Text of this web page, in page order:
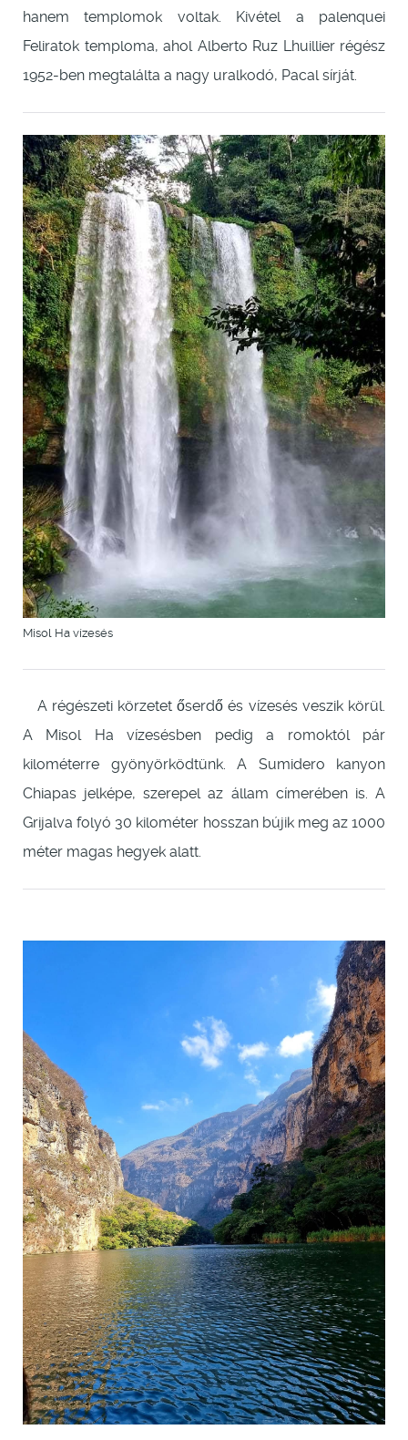
hanem templomok voltak. Kivétel a palenquei
Feliratok temploma, ahol Alberto Ruz Lhuillier régész
1952-ben megtalálta a nagy uralkodó, Pacal sírját.
Misol Ha vízesés
A régészeti körzetet őserdő és vízesés veszik körül.
A Misol Ha vízesésben pedig a romoktól pár
kilométerre gyönyörködtünk. A Sumidero kanyon
Chiapas jelképe, szerepel az állam címerében is. A
Grijalva folyó 30 kilométer hosszan bújik meg az 1000
méter magas hegyek alatt.